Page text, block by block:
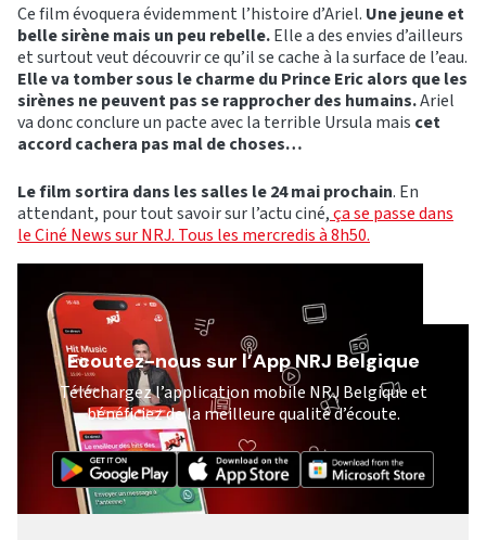
Ce film évoquera évidemment l’histoire d’Ariel. Une jeune et
belle sirène mais un peu rebelle.Elle a des envies d’ailleurs
et surtout veut découvrir ce qu’il se cache à la surface de l’eau.
Elle va tomber sous le charme du Prince Eric alors que les
sirènes ne peuvent pas se rapprocher des humains.Ariel
va donc conclure un pacte avec la terrible Ursula mais cet
accord cachera pas mal de choses…
Le film sortira dans les salles le 24 mai prochain. En
attendant, pour tout savoir sur l’actu ciné,ça se passe dans
le Ciné News sur NRJ. Tous les mercredis à 8h50.
Ecoutez-nous sur l’App NRJ Belgique
Téléchargez l’application mobile NRJ Belgique et
bénéficiez de la meilleure qualité d’écoute.